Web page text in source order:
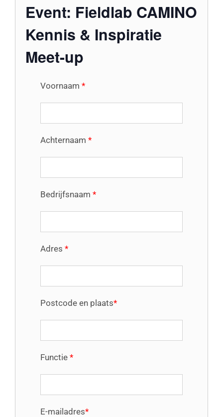
Event: Fieldlab CAMINO
Kennis & Inspiratie
Meet-up
Voornaam *
Achternaam *
Bedrijfsnaam *
Adres *
Postcode en plaats*
Functie *
E-mailadres*